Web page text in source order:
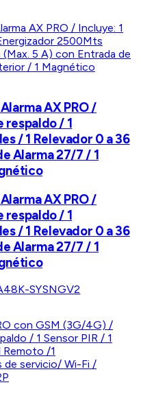
AX PRO /
respaldo / 1
/ 1 Relevador 0 a 36
Alarma 27/7 / 1
AX PRO /
respaldo / 1
/ 1 Relevador 0 a 36
Alarma 27/7 / 1
SYSNGV2